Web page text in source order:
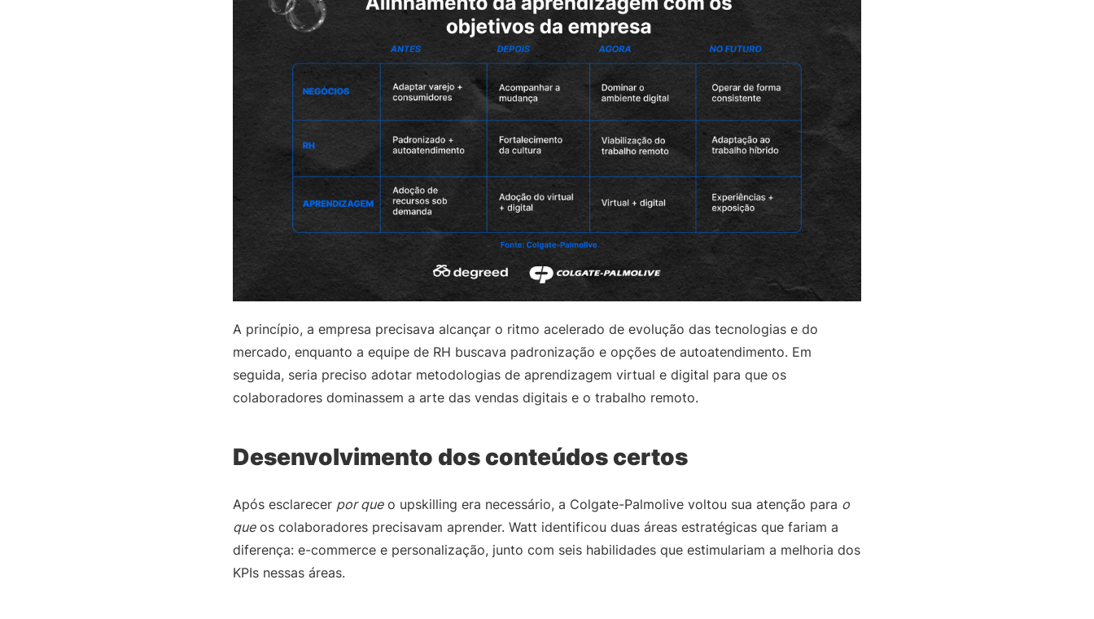
A princípio, a empresa precisava alcançar o ritmo acelerado de evolução das tecnologias e do
mercado, enquanto a equipe de RH buscava padronização e opções de autoatendimento. Em
seguida, seria preciso adotar metodologias de aprendizagem virtual e digital para que os
colaboradores dominassem a arte das vendas digitais e o trabalho remoto.
Desenvolvimento dos conteúdos certos
Após esclarecer por queo upskilling era necessário, a Colgate-Palmolive voltou sua atenção para o
queos colaboradores precisavam aprender. Watt identificou duas áreas estratégicas que fariam a
diferença: e-commerce e personalização, junto com seis habilidades que estimulariam a melhoria dos
KPIs nessas áreas.